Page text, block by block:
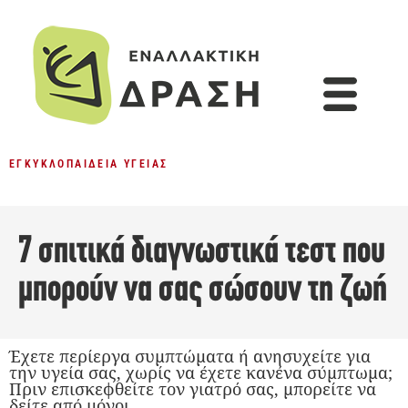
ΕΓΚΥΚΛΟΠΑΊΔΕΙΑ ΥΓΕΊΑΣ
7 σπιτικά διαγνωστικά τεστ που
μπορούν να σας σώσουν τη ζωή
Έχετε περίεργα συμπτώματα ή ανησυχείτε για
την υγεία σας, χωρίς να έχετε κανένα σύμπτωμα;
Πριν επισκεφθείτε τον γιατρό σας, μπορείτε να